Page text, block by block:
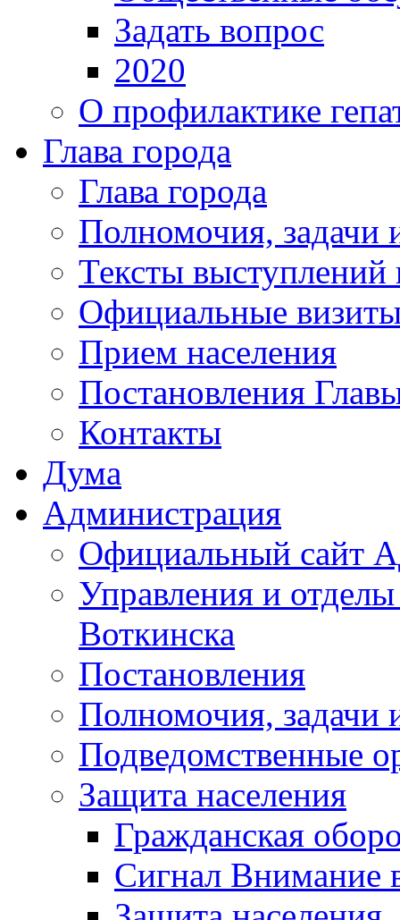
Задать вопрос
2020
О профилактике
Глава города
Глава города
Полномочия, задачи
Тексты выступлений
Официальные
Прием населения
Постановления
Контакты
Дума
Администрация
Официальный сайт
Управления и
Воткинска
Постановления
Полномочия, задачи
Подведомственные
Защита населения
Гражданская
Сигнал Внимание